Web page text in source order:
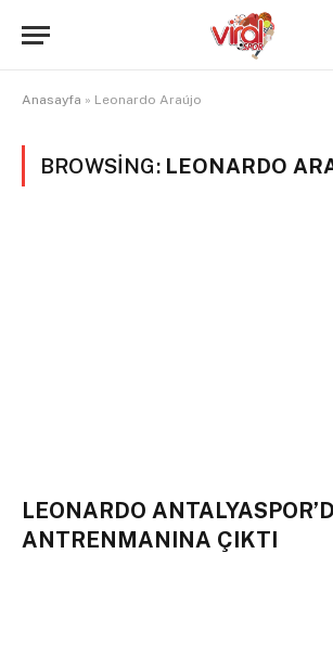
Anasayfa » Leonardo Araújo
BROWSING: LEONARDO
LEONARDO
ANTRENMANINA ÇIKTI